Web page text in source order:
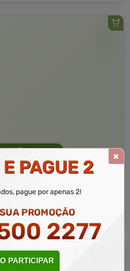
10 a 20 horas
ON-LINE
MATRICULAR AGORA
PAGUE 2
pague por apenas 2!
PROMOÇÃO
2277
PARTICIPAR